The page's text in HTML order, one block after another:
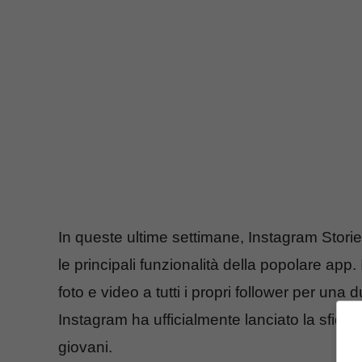
In queste ultime settimane, Instagram
le principali funzionalità della popolare app.
foto e video a tutti i propri follower per una
Instagram ha ufficialmente lanciato la sfida a
giovani.